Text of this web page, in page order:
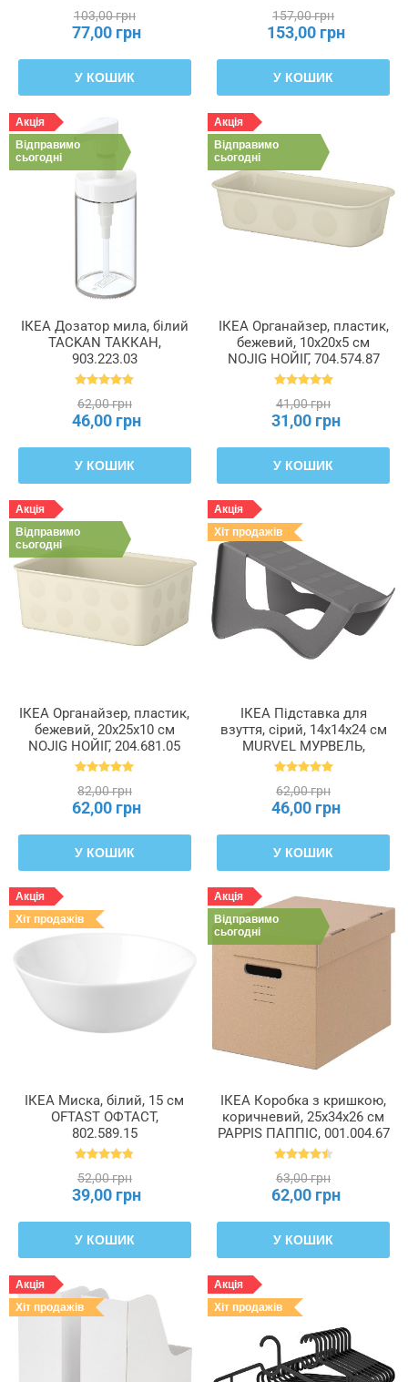
103,00 грн
77,00 грн
У КОШИК
157,00 грн
153,00 грн
У КОШИК
Акція
Відправимо
сьогодні
ІКЕА Дозатор мила, білий
TACKAN ТАККАН,
903.223.03
62,00 грн
46,00 грн
У КОШИК
Акція
Відправимо
сьогодні
ІКЕА Органайзер, пластик,
бежевий, 10x20x5 см
NOJIG НОЙІГ, 704.574.87
41,00 грн
31,00 грн
У КОШИК
Акція
Відправимо
сьогодні
ІКЕА Органайзер, пластик,
бежевий, 20x25x10 см
NOJIG НОЙІГ, 204.681.05
82,00 грн
62,00 грн
У КОШИК
Акція
Хіт продажів
ІКЕА Підставка для
взуття, сірий, 14x14x24 см
MURVEL МУРВЕЛЬ,
204.348.32
62,00 грн
46,00 грн
У КОШИК
Акція
Хіт продажів
ІКЕА Миска, білий, 15 см
OFTAST ОФТАСТ,
802.589.15
52,00 грн
39,00 грн
У КОШИК
Акція
Відправимо
сьогодні
ІКЕА Коробка з кришкою,
коричневий, 25x34x26 см
PAPPIS ПАППІС, 001.004.67
63,00 грн
62,00 грн
У КОШИК
Акція
Хіт продажів
Акція
Хіт продажів